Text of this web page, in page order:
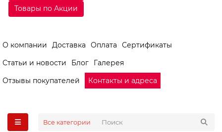
Товары по Акции
О компании Доставка Оплата
Сертификаты
Статьи и новости
Блог
Галерея
Отзывы покупателей
Контакты и адреса
Все категории